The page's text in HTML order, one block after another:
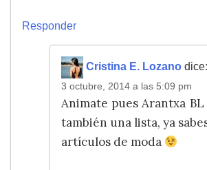
Responder
Cristina E. Lozano dice:
3 octubre, 2014 a las 5:09 pm
Animate pues Arantxa
también una lista, ya
artículos de moda